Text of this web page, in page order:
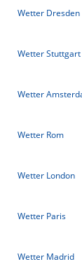
Wetter Dresden
Wetter Stuttgart
Wetter
Wetter Rom
Wetter London
Wetter Paris
Wetter Madrid